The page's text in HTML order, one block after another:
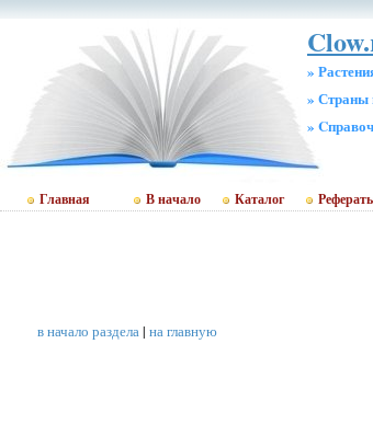
»
» Страны
»
Главная В начало Каталог
в начало раздела| на главную